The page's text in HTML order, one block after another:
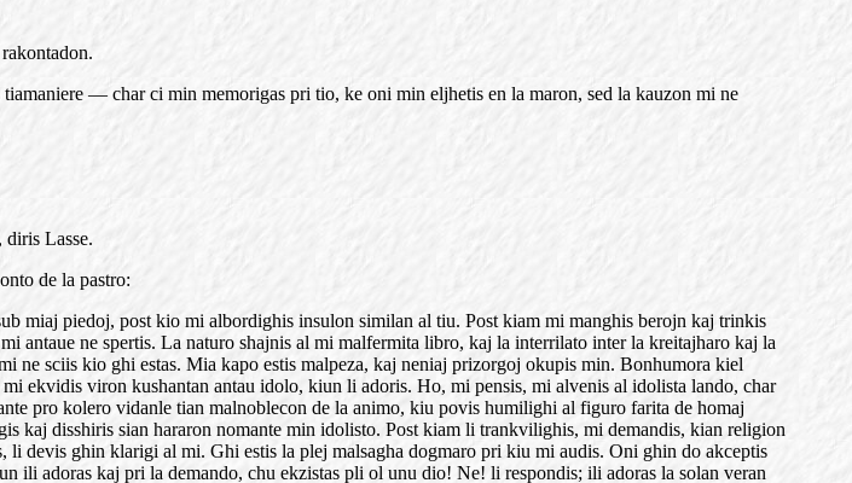
— char ci min memorigas pri tio, ke oni min eljhetis en la maron, sed la kauzon mi ne
Lasse.
de la pastro:
miaj piedoj, post kio mi albordighis insulon similan al tiu. Post kiam mi manghis berojn kaj trinkis
ne spertis. La naturo shajnis al mi malfermita libro, kaj la interrilato inter la kreitajharo kaj la
ne sciis kio ghi estas. Mia kapo estis malpeza, kaj neniaj prizorgoj okupis min. Bonhumora kiel
ekvidis viron kushantan antau idolo, kiun li adoris. Ho, mi pensis, mi alvenis al idolista lando, char
pro kolero vidanle tian malnoblecon de la animo, kiu povis humilighi al figuro farita de homaj
kaj disshiris sian hararon nomante min idolisto. Post kiam li trankvilighis, mi demandis, kian religion
devis ghin klarigi al mi. Ghi estis la plej malsagha dogmaro pri kiu mi audis. Oni ghin do akceptis
adoras kaj pri la demando, chu ekzistas pli ol unu dio! Ne! li respondis; ili adoras la solan veran